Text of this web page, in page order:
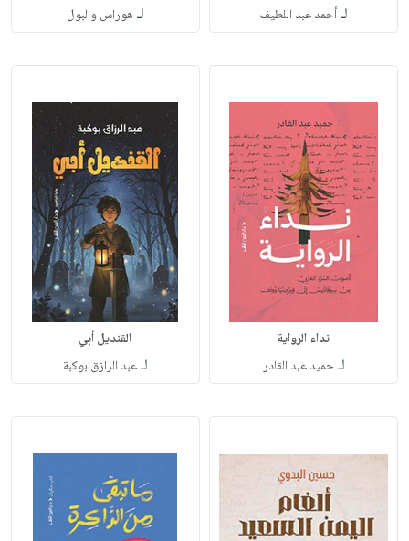
لـأحمد عبد اللطيف لـ هوراس والبول
نداء الرواية
لـحميد عبد القادر
القنديل أبي
لـعبد الرازق بوكبة